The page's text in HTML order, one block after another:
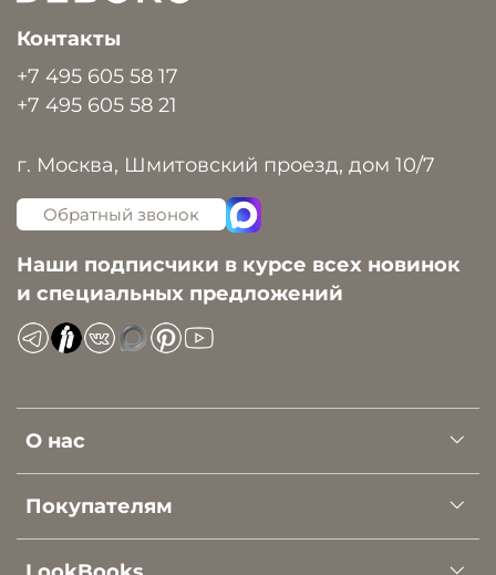
О нас
Покупателям
Контакты
+7 495 605 58 17
+7 495 605 58 21
г. Москва, Шмитовский проезд, дом 10/7
Обратный звонок
Наши подписчики в курсе всех новинок
и специальных предложений